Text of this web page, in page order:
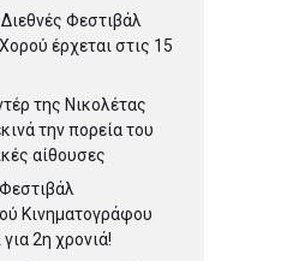
Φεστιβάλ
έρχεται στις 15
της Νικολέτας
την πορεία του
αίθουσες
Κινηματογράφου
2η χρονιά!